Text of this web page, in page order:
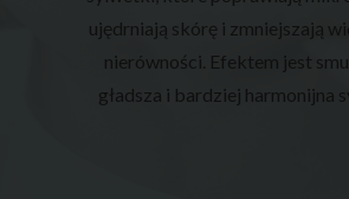
ujędrniają skórę i zmniejszają
nierówności. Efektem jest
gładsza i bardziej harmonijna